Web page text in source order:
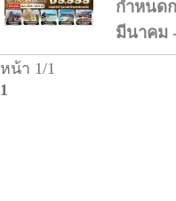
กำหนด
มีนาคม
หน้า 1/1
1